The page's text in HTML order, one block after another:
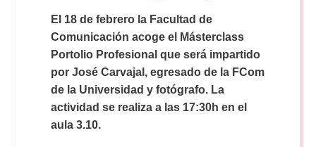
Periodismo
Publicidad y RR.PP
Comunicación Audiovisual
Exámenes Grado
Periodismo
Publicidad y RR.PP
Secretaría Virtual
El 18 de febrero la Facultad de
Comunicación acoge el Másterclass
Portolio Profesional que será impartido
por José Carvajal, egresado de la FCom
de la Universidad y fotógrafo. La
actividad se realiza a las 17:30h en el
aula 3.10.